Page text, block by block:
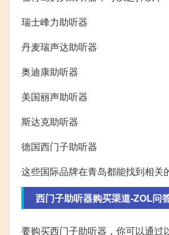
瑞士峰力助听器
丹麦瑞声达助听器
奥迪康助听器
美国丽声助听器
斯达克助听器
德国西门子助听器
这些国际品牌在青岛都能找到相关
西门子助听器购买渠道-ZOL问
要购买西门子助听器，你可以通过